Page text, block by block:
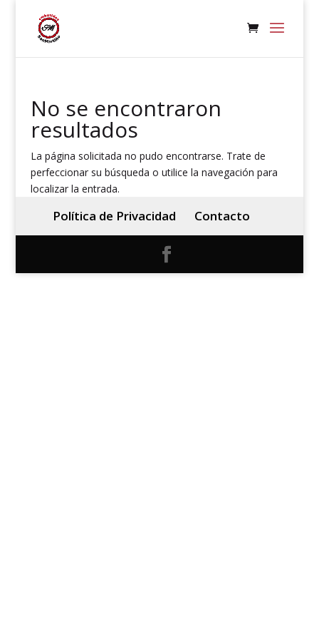
No se encontraron
resultados
La página solicitada no pudo encontrarse. Trate de
perfeccionar su búsqueda o utilice la navegación para
localizar la entrada.
Política de Privacidad Contacto